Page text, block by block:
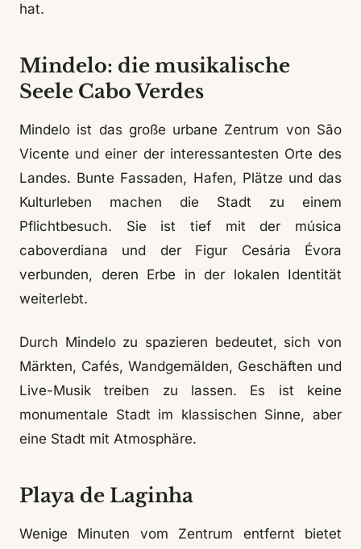
hat.
Mindelo: die musikalische
Seele Cabo Verdes
Mindelo ist das große urbane Zentrum von São
Vicente und einer der interessantesten Orte des
Landes. Bunte Fassaden, Hafen, Plätze und das
Kulturleben machen die Stadt zu einem
Pflichtbesuch. Sie ist tief mit der música
caboverdiana und der Figur Cesária Évora
verbunden, deren Erbe in der lokalen Identität
weiterlebt.
Durch Mindelo zu spazieren bedeutet, sich von
Märkten, Cafés, Wandgemälden, Geschäften und
Live-Musik treiben zu lassen. Es ist keine
monumentale Stadt im klassischen Sinne, aber
eine Stadt mit Atmosphäre.
Playa de Laginha
Wenige Minuten vom Zentrum entfernt bietet